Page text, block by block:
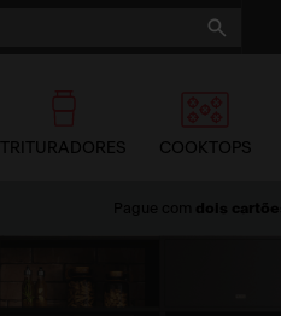
TRITURADORES COOKTOPS